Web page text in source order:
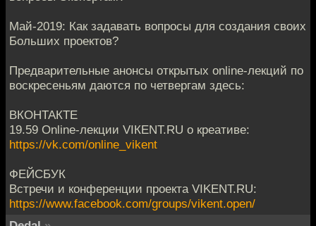
Май-2019: Как задавать вопросы для создания своих
Больших проектов?
Предварительные анонсы открытых online-лекций по
воскресеньям даются по четвергам здесь:
ВКОНТАКТЕ
19.59 Online-лекции VIКЕNT.RU о креативе:
https://vk.com/online_vikent
ФЕЙСБУК
Встречи и конференции проекта VIKENT.RU:
https://www.facebook.com/groups/vikent.open/